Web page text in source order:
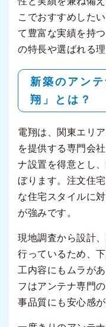
こでおすすめした
て豊富な実績を持
の特長や選ばれる
新築のアン
翔」とは？
電翔は、関東エリ
を提供する専門会
ナ設置を得意とし
ぼります。注文住
な住宅スタイルに
が強みです。
現地調査から設計
行っているため、
工内容にもムラが
フはアンテナ専門
事品質にも安心感が